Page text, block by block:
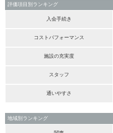
評価項目別ランキング
入会手続き
コストパフォーマンス
施設の充実度
スタッフ
通いやすさ
地域別ランキング